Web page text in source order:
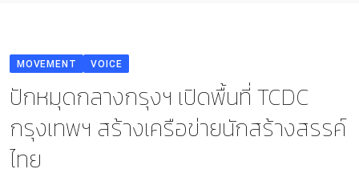
TH
MOVEMENT VOICE
ปักหมุดกลางกรุงฯ เปิดพื้นที่ TCDC
กรุงเทพฯ สร้างเครือข่ายนักสร้างสรรค์
ไทย